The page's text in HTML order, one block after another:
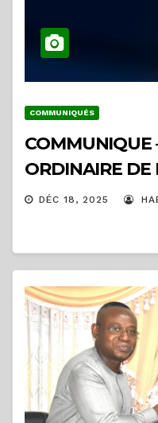
COMMUNIQUÉS
COMMUNIQUE
ORDINAIRE DE
DÉC 18, 2025